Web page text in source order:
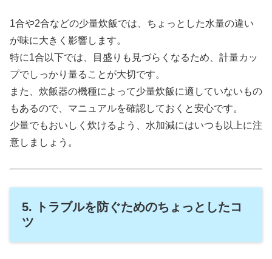
1合や2合などの少量炊飯では、ちょっとした水量の違い
が味に大きく影響します。
特に1合以下では、目盛りも見づらくなるため、計量カッ
プでしっかり量ることが大切です。
また、炊飯器の機種によって少量炊飯に適していないもの
もあるので、マニュアルを確認しておくと安心です。
少量でもおいしく炊けるよう、水加減にはいつも以上に注
意しましょう。
5. トラブルを防ぐためのちょっとしたコ
ツ